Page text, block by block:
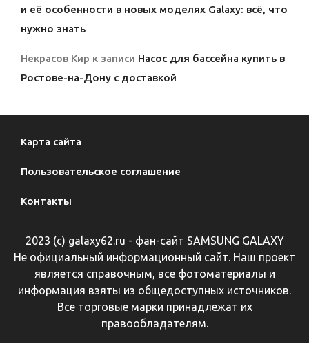
и её особенности в новых моделях Galaxy: всё, что
нужно знать
Некрасов Кир к записи Насос для бассейна купить в
Ростове-на-Дону с доставкой
Карта сайта
Пользовательское соглашение
Контакты
2023 (с) galaxy62.ru - фан-сайт SAMSUNG GALAXY
Не официальный информационный сайт. Наш проект
является справочным, все фотоматериалы и
информация взяты из общедоступных источников.
Все торговые марки принадлежат их
правообладателям.